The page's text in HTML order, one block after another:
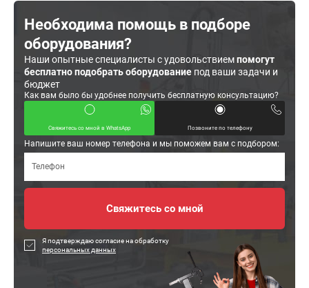
Необходима помощь в подборе
оборудования?
Наши опытные специалисты с удовольствиемпомогут
бесплатно подобрать оборудование под ваши задачи и
бюджет
Как вам было бы удобнее получить бесплатную консультацию?
Свяжитесь со мной в WhatsApp Позвоните по телефону
Напишите ваш номер телефона и мы поможем вам с подбором:
Я подтверждаю согласие на обработку
персональных данных